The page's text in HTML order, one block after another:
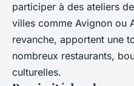
participer à des ateliers
villes comme Avignon ou
revanche, apportent une
nombreux restaurants,
culturelles.